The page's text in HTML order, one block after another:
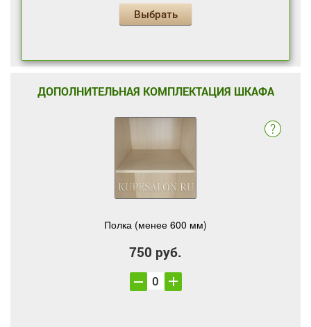
Выбрать
ДОПОЛНИТЕЛЬНАЯ КОМПЛЕКТАЦИЯ ШКАФА
Полка (менее 600 мм)
750 руб.